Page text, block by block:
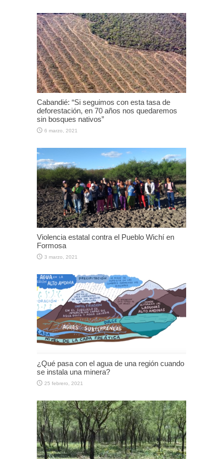
Cabandié: “Si seguimos con esta tasa de
deforestación, en 70 años nos quedaremos
sin bosques nativos”
6 marzo, 2021
Violencia estatal contra el Pueblo Wichí en
Formosa
3 marzo, 2021
¿Qué pasa con el agua de una región cuando
se instala una minera?
25 febrero, 2021